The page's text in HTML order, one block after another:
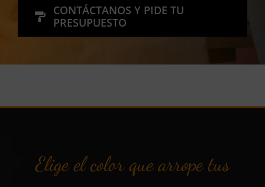
CONTÁCTANOS Y PIDE TU
PRESUPUESTO
Elige el color que arrope tus